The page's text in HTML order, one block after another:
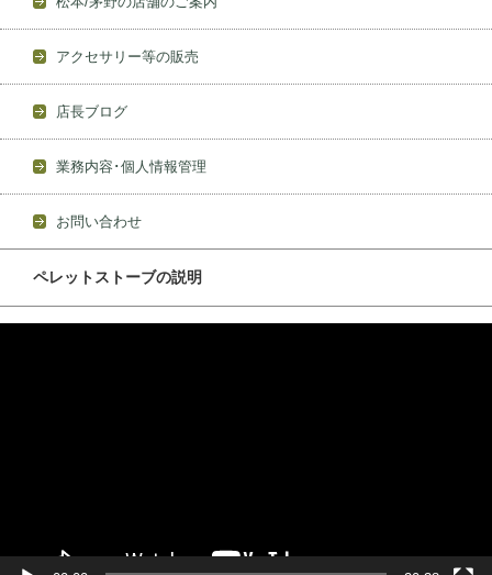
アクセサリー等の販売
店長ブログ
業務内容･個人情報管理
お問い合わせ
ペレットストーブの説明
動